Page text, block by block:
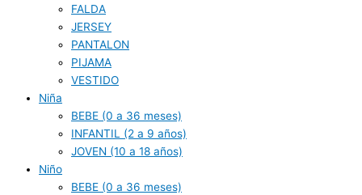
FALDA
JERSEY
PANTALON
PIJAMA
VESTIDO
Niña
BEBE (0 a 36 meses)
INFANTIL (2 a 9 años)
JOVEN (10 a 18 años)
Niño
BEBE (0 a 36 meses)